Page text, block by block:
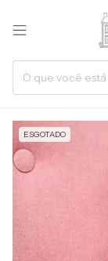
ESGOTADO